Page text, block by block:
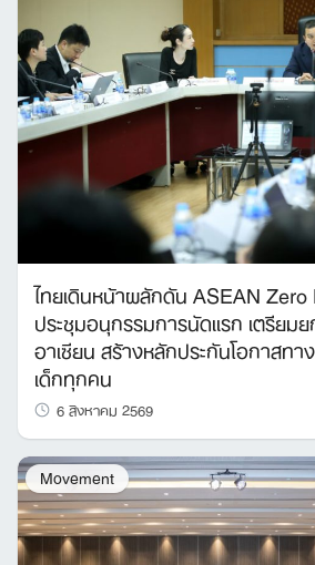
ไทยเดินหน้าผลักดัน ASEAN Zero
ประชุมอนุกรรมการนัดแรก เตรีย
อาเซียน สร้างหลักประกันโอกาสท
เด็กทุกคน
6 สิงหาคม 2569
Movement